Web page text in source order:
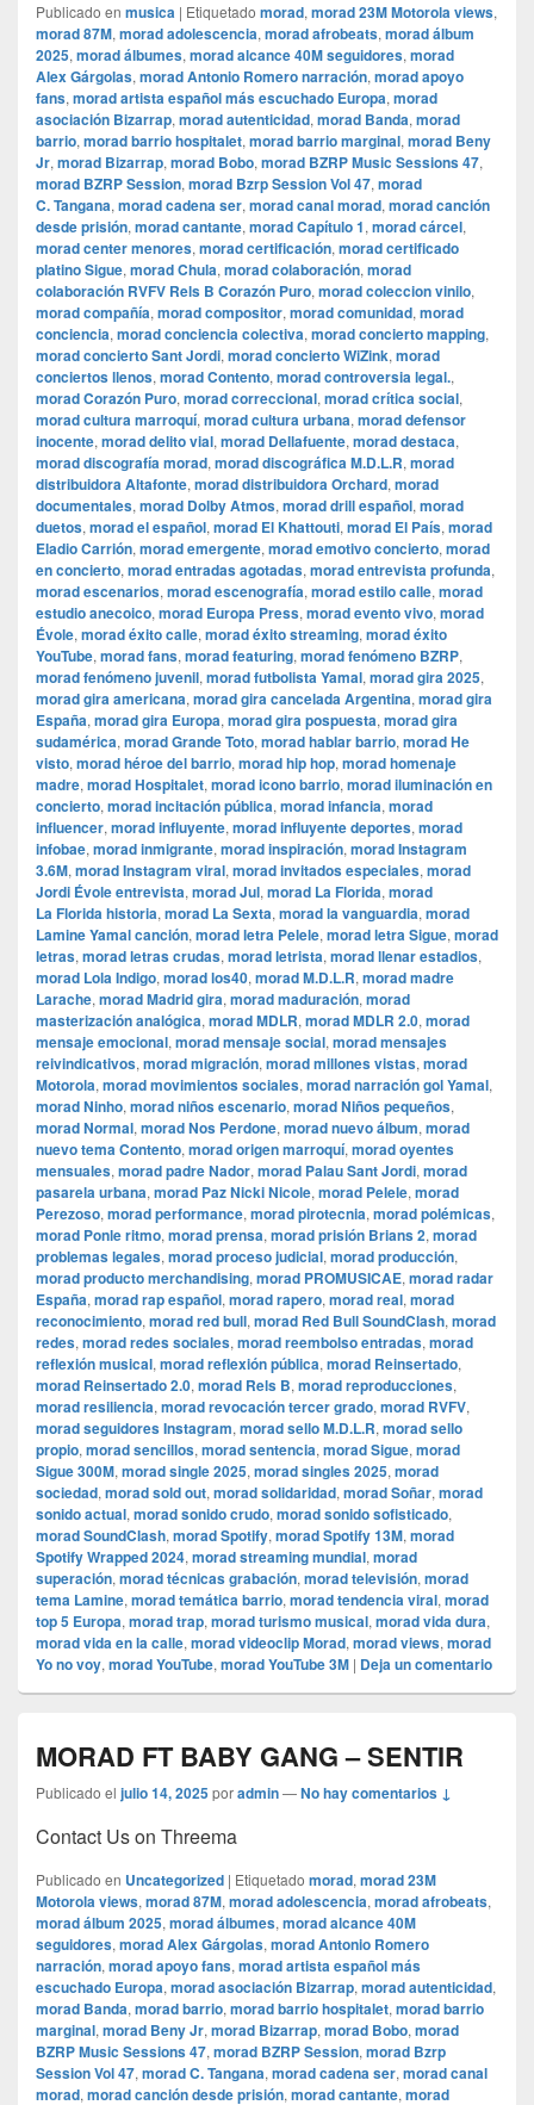
Publicado en musica | Etiquetado morad, morad 23M Motorola views,
morad 87M, morad adolescencia, morad afrobeats, morad álbum
2025, morad álbumes, morad alcance 40M seguidores, morad
Alex Gárgolas, morad Antonio Romero narración, morad apoyo
fans, morad artista español más escuchado Europa, morad
asociación Bizarrap, morad autenticidad, morad Banda, morad
barrio, morad barrio hospitalet, morad barrio marginal, morad Beny
Jr, morad Bizarrap, morad Bobo, morad BZRP Music Sessions 47,
morad BZRP Session, morad Bzrp Session Vol 47, morad
C. Tangana, morad cadena ser, morad canal morad, morad canción
desde prisión, morad cantante, morad Capítulo 1, morad cárcel,
morad center menores, morad certificación, morad certificado
platino Sigue, morad Chula, morad colaboración, morad
colaboración RVFV Rels B Corazón Puro, morad coleccion vinilo,
morad compañía, morad compositor, morad comunidad, morad
conciencia, morad conciencia colectiva, morad concierto mapping,
morad concierto Sant Jordi, morad concierto WiZink, morad
conciertos llenos, morad Contento, morad controversia legal.,
morad Corazón Puro, morad correccional, morad crítica social,
morad cultura marroquí, morad cultura urbana, morad defensor
inocente, morad delito vial, morad Dellafuente, morad destaca,
morad discografía morad, morad discográfica M.D.L.R, morad
distribuidora Altafonte, morad distribuidora Orchard, morad
documentales, morad Dolby Atmos, morad drill español, morad
duetos, morad el español, morad El Khattouti, morad El País, morad
Eladio Carrión, morad emergente, morad emotivo concierto, morad
en concierto, morad entradas agotadas, morad entrevista profunda,
morad escenarios, morad escenografía, morad estilo calle, morad
estudio anecoico, morad Europa Press, morad evento vivo, morad
Évole, morad éxito calle, morad éxito streaming, morad éxito
YouTube, morad fans, morad featuring, morad fenómeno BZRP,
morad fenómeno juvenil, morad futbolista Yamal, morad gira 2025,
morad gira americana, morad gira cancelada Argentina, morad gira
España, morad gira Europa, morad gira pospuesta, morad gira
sudamérica, morad Grande Toto, morad hablar barrio, morad He
visto, morad héroe del barrio, morad hip hop, morad homenaje
madre, morad Hospitalet, morad icono barrio, morad iluminación en
concierto, morad incitación pública, morad infancia, morad
influencer, morad influyente, morad influyente deportes, morad
infobae, morad inmigrante, morad inspiración, morad Instagram
3.6M, morad Instagram viral, morad invitados especiales, morad
Jordi Évole entrevista, morad Jul, morad La Florida, morad
La Florida historia, morad La Sexta, morad la vanguardia, morad
Lamine Yamal canción, morad letra Pelele, morad letra Sigue, morad
letras, morad letras crudas, morad letrista, morad llenar estadios,
morad Lola Indigo, morad los40, morad M.D.L.R, morad madre
Larache, morad Madrid gira, morad maduración, morad
masterización analógica, morad MDLR, morad MDLR 2.0, morad
mensaje emocional, morad mensaje social, morad mensajes
reivindicativos, morad migración, morad millones vistas, morad
Motorola, morad movimientos sociales, morad narración gol Yamal,
morad Ninho, morad niños escenario, morad Niños pequeños,
morad Normal, morad Nos Perdone, morad nuevo álbum, morad
nuevo tema Contento, morad origen marroquí, morad oyentes
mensuales, morad padre Nador, morad Palau Sant Jordi, morad
pasarela urbana, morad Paz Nicki Nicole, morad Pelele, morad
Perezoso, morad performance, morad pirotecnia, morad polémicas,
morad Ponle ritmo, morad prensa, morad prisión Brians 2, morad
problemas legales, morad proceso judicial, morad producción,
morad producto merchandising, morad PROMUSICAE, morad radar
España, morad rap español, morad rapero, morad real, morad
reconocimiento, morad red bull, morad Red Bull SoundClash, morad
redes, morad redes sociales, morad reembolso entradas, morad
reflexión musical, morad reflexión pública, morad Reinsertado,
morad Reinsertado 2.0, morad Rels B, morad reproducciones,
morad resiliencia, morad revocación tercer grado, morad RVFV,
morad seguidores Instagram, morad sello M.D.L.R, morad sello
propio, morad sencillos, morad sentencia, morad Sigue, morad
Sigue 300M, morad single 2025, morad singles 2025, morad
sociedad, morad sold out, morad solidaridad, morad Soñar, morad
sonido actual, morad sonido crudo, morad sonido sofisticado,
morad SoundClash, morad Spotify, morad Spotify 13M, morad
Spotify Wrapped 2024, morad streaming mundial, morad
superación, morad técnicas grabación, morad televisión, morad
tema Lamine, morad temática barrio, morad tendencia viral, morad
top 5 Europa, morad trap, morad turismo musical, morad vida dura,
morad vida en la calle, morad videocli‏p Morad, morad views, morad
Yo no voy, morad YouTube, morad YouTube 3M | Deja un comentario
MORAD FT BABY GANG – SENTIR
Publicado el julio 14, 2025poradmin—No hay comentarios ↓
Contact Us on Threema
Publicado en Uncategorized | Etiquetado morad, morad 23M
Motorola views, morad 87M, morad adolescencia, morad afrobeats,
morad álbum 2025, morad álbumes, morad alcance 40M
seguidores, morad Alex Gárgolas, morad Antonio Romero
narración, morad apoyo fans, morad artista español más
escuchado Europa, morad asociación Bizarrap, morad autenticidad,
morad Banda, morad barrio, morad barrio hospitalet, morad barrio
marginal, morad Beny Jr, morad Bizarrap, morad Bobo, morad
BZRP Music Sessions 47, morad BZRP Session, morad Bzrp
Session Vol 47, morad C. Tangana, morad cadena ser, morad canal
morad, morad canción desde prisión, morad cantante, morad